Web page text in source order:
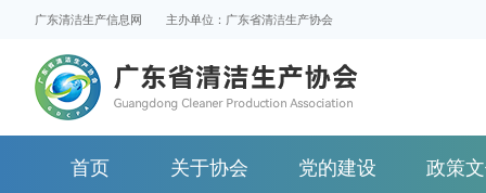
广东清洁生产信息网 主办单位：广东省清洁生产协会
首页 关于协会 党的建设 政策